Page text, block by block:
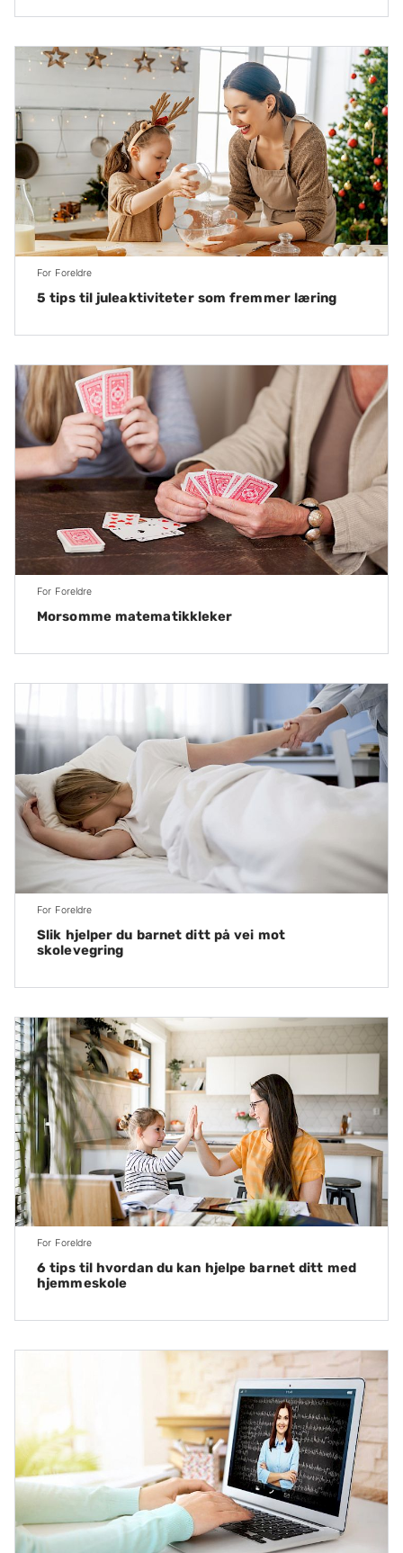
For Foreldre
5 tips til juleaktiviteter som fremmer læring
For Foreldre
Morsomme matematikkleker
For Foreldre
Slik hjelper du barnet ditt på vei mot
skolevegring
For Foreldre
6 tips til hvordan du kan hjelpe barnet ditt med
hjemmeskole